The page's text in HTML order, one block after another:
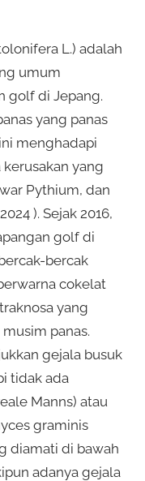
L.) adalah
umum
golf di Jepang.
yang panas
menghadapi
yang
Pythium, dan
). Sejak 2016,
golf di
bercak
cokelat
yang
panas.
gejala busuk
tidak ada
Manns) atau
graminis
diamati di bawah
adanya gejala